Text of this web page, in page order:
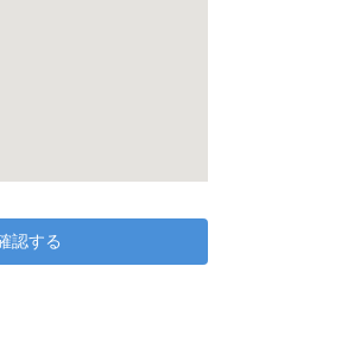
認する